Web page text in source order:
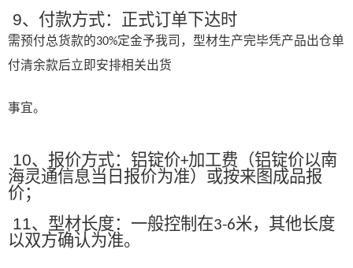
9、付款方式：正式订单下达时
需预付总货款的30%定金予我司，型材生产完毕凭产品出仓单
付清余款后立即安排相关出货
事宜。
10、报价方式：铝锭价+加工费（铝锭价以南
海灵通信息当日报价为准）或按来图成品报
价；
11、型材长度：一般控制在3-6米，其他长度
以双方确认为准。